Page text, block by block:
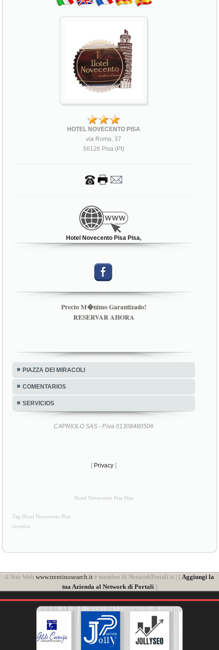
HOTEL NOVECENTO PISA
via Roma, 37
56126 Pisa (PI)
Hotel Novecento Pisa Pisa,
Precio M�nimo Garantizado!
RESERVAR AHORA
PIAZZA DEI MIRACOLI
COMENTARIOS
SERVICIOS
CAPRIOLO SAS - P.iva 01308480506
[ Privacy ]
Hotel Novecento Pisa Pisa
Tag Hotel Novecento Pisa
ricettiva
il Sito Web www.trentinosearch.it è membro di NetworkPortali.it | [ Aggiungi la
tua Azienda al Network di Portali ]